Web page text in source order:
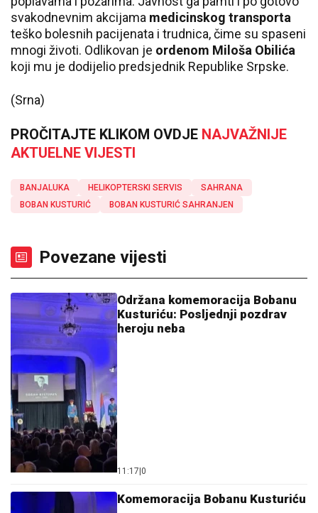
svakodnevnim akcijama medicinskog transporta
teško bolesnih pacijenata i trudnica, čime su spaseni
mnogi životi. Odlikovan je ordenom Miloša Obilića
koji mu je dodijelio predsjednik Republike Srpske.
(Srna)
PROČITAJTE KLIKOM OVDJE NAJVAŽNIJE
AKTUELNE VIJESTI
BANJALUKA HELIKOPTERSKI SERVIS
SAHRANA
BOBAN KUSTURIĆ
BOBAN KUSTURIĆ SAHRANJEN
Povezane vijesti
Održana komemoracija Bobanu
Kusturiću: Posljednji pozdrav
heroju neba
11:17 0
Komemoracija Bobanu Kusturiću